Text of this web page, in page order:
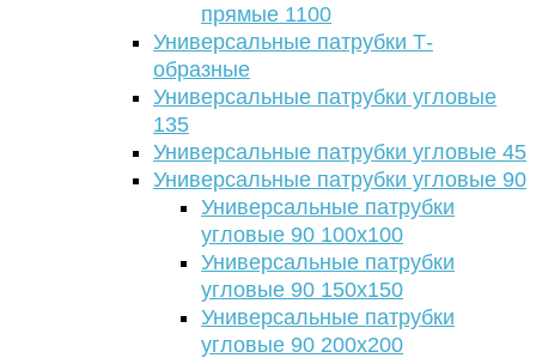
прямые 1100
Универсальные патрубки Т-
образные
Универсальные патрубки угловые
135
Универсальные патрубки угловые 45
Универсальные патрубки угловые 90
Универсальные патрубки
угловые 90 100х100
Универсальные патрубки
угловые 90 150х150
Универсальные патрубки
угловые 90 200х200